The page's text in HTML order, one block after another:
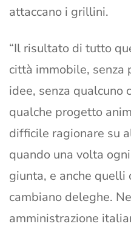
attaccano i grillini.
“Il risultato di tutto
città immobile, senza
idee, senza qualcuno
qualche progetto
difficile ragionare su
quando una volta
giunta, e anche quelli
cambiano deleghe.
amministrazione